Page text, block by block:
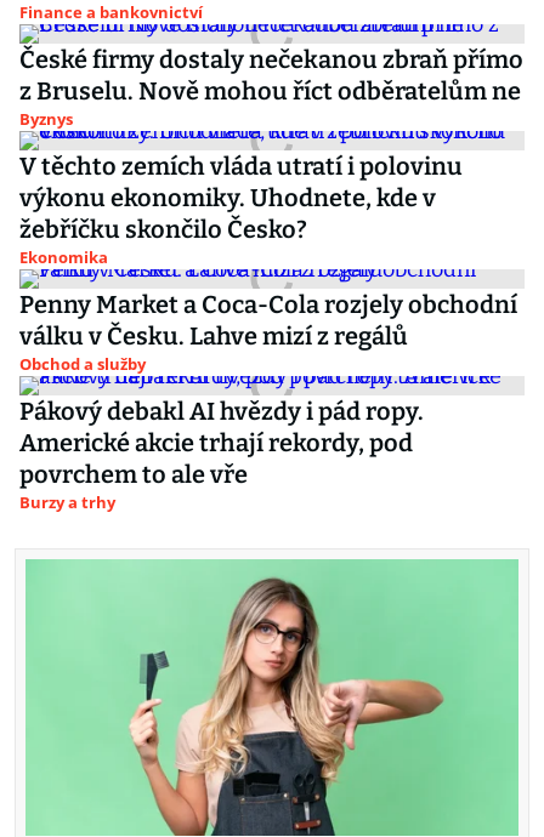
Finance a bankovnictví
České firmy dostaly nečekanou zbraň přímo
z Bruselu. Nově mohou říct odběratelům ne
Byznys
V těchto zemích vláda utratí i polovinu
výkonu ekonomiky. Uhodnete, kde v
žebříčku skončilo Česko?
Ekonomika
Penny Market a Coca-Cola rozjely obchodní
válku v Česku. Lahve mizí z regálů
Obchod a služby
Pákový debakl AI hvězdy i pád ropy.
Americké akcie trhají rekordy, pod
povrchem to ale vře
Burzy a trhy